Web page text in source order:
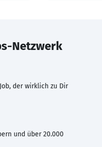
Netzwerk
der wirklich zu Dir
und über 20.000